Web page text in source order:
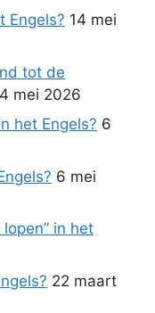
Engels? 14 mei
tot de
mei 2026
het Engels? 6
6 mei
in het
22 maart